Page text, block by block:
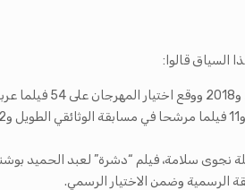
وكشفت المديرة الفنية لأيام قرطاج
القسم وهي فيلم “سامحني” للراحلة نجوى سلامة، فيلم “دشرة” لعبد